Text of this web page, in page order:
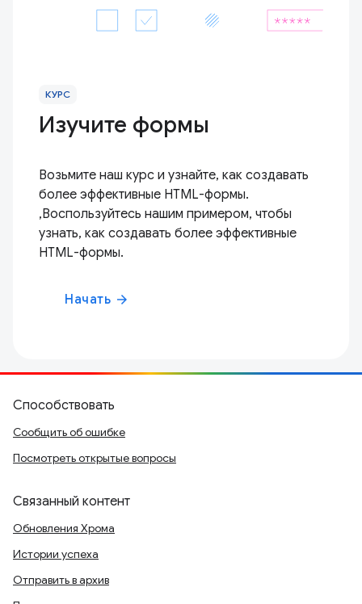
КУРС
Изучите формы
Возьмите наш курс и узнайте, как создавать
более эффективные HTML-формы.
,Воспользуйтесь нашим примером, чтобы
узнать, как создавать более эффективные
HTML-формы.
Начать arrow_forward
Способствовать
Сообщить об ошибке
Посмотреть открытые вопросы
Связанный контент
Обновления Хрома
Истории успеха
Отправить в архив